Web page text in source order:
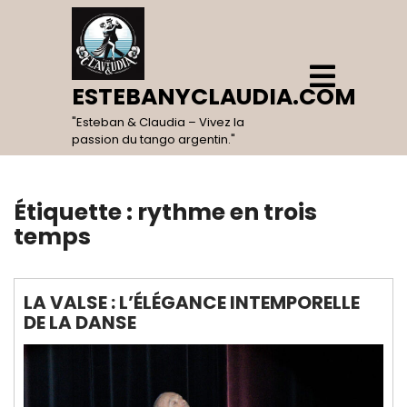
ESTEBANYCLAUDIA.COM
"Esteban & Claudia – Vivez la
passion du tango argentin."
Open
Menu
Étiquette : rythme en trois
temps
LA VALSE : L’ÉLÉGANCE INTEMPORELLE
DE LA DANSE